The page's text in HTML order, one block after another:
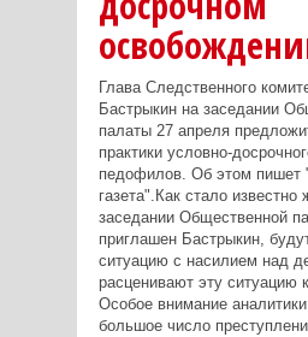
Глава Следственного
Бастрыкин на заседании
палаты 27 апреля
практики условно-
педофилов. Об этом пишет
газета".Как стало
заседании Общественной
приглашен Бастрыкин,
ситуацию с насилием над
расценивают эту ситуацию
Особое внимание
большое число